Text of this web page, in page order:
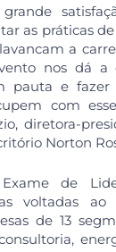
as práticas
a
nos dá a
pauta e fazer
com
diretora-
Norton
de
voltadas ao
de 13